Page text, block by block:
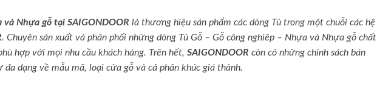
và Nhựa gỗ tại SAIGONDOOR là thương hiệu sản phẩm các dòng Tủ trong một chuỗi các hệ
. Chuyên sản xuất và phân phối những dòng Tủ Gỗ – Gỗ công nghiêp – Nhựa và Nhựa gỗ chất
hợp với mọi nhu cầu khách hàng. Trên hết, SAIGONDOOR còn có những chính sách bán
đa dạng về mẫu mã, loại cửa gỗ và cả phân khúc giá thành.